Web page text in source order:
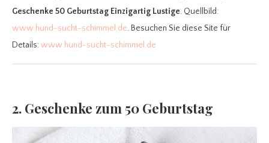
Geschenke 50 Geburtstag Einzigartig Lustige. Quellbild:
www.hund-sucht-schimmel.de. Besuchen Sie diese Site für
Details:www.hund-sucht-schimmel.de
2. Geschenke zum 50 Geburtstag